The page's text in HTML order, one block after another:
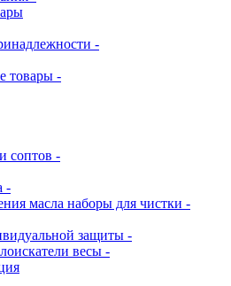
-
товары -
соптов -
-
масла наборы для чистки -
защиты -
весы -